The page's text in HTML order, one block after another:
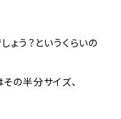
ょう？というくらいの
の半分サイズ、